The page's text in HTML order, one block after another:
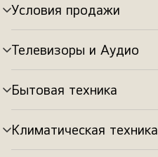
Условия продажи
Переключатель
меню
Телевизоры и Аудио
Переключатель
меню
Бытовая техника
Переключатель
меню
Климатическая техника
Переключатель
меню